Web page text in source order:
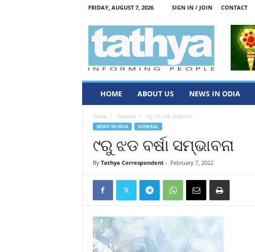
FRIDAY, AUGUST 7, 2026 SIGN IN / JOIN CONTACT
HOME ABOUT US NEWS IN ODIA
Home General ୯ରୁ ଝଡ ବର୍ଷା ସମ୍ଭାବନା
NEWS IN ODIA GENERAL
୯ରୁ ଝଡ ବର୍ଷା ସମ୍ଭାବନା
By Tathya Correspondent- February 7, 2022